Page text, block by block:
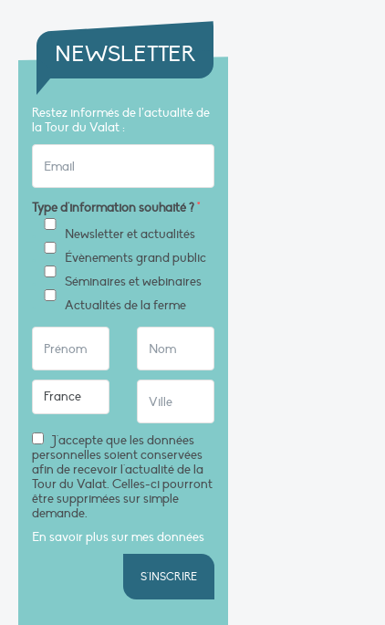
NEWSLETTER
Restez informés de l’actualité de
la Tour du Valat :
Type d'information souhaité ?*
Newsletter et actualités
Évènements grand public
Séminaires et webinaires
Actualités de la ferme
J'accepte que les données
personnelles soient conservées
afin de recevoir l'actualité de la
Tour du Valat. Celles-ci pourront
être supprimées sur simple
demande.
En savoir plus sur mes données
S'INSCRIRE